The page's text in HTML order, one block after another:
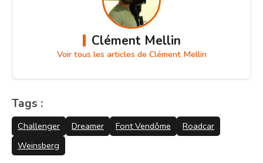
Clément Mellin
Voir tous les articles de Clément Mellin
Tags :
Challenger Dreamer Font Vendôme
Roadcar
Weinsberg